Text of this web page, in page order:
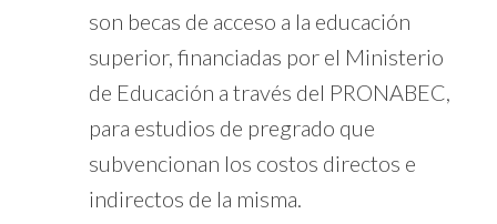
son becas de acceso a la educación
superior, financiadas por el Ministerio
de Educación a través del PRONABEC,
para estudios de pregrado que
subvencionan los costos directos e
indirectos de la misma.